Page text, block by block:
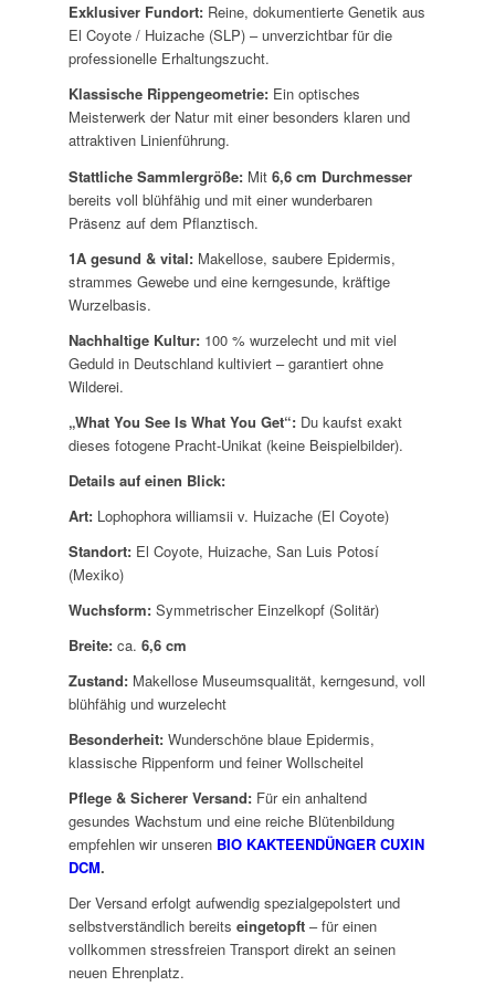
Exklusiver Fundort: Reine, dokumentierte Genetik aus
El Coyote / Huizache (SLP) – unverzichtbar für die
professionelle Erhaltungszucht.
Klassische Rippengeometrie: Ein optisches
Meisterwerk der Natur mit einer besonders klaren und
attraktiven Linienführung.
Stattliche Sammlergröße: Mit6,6 cm Durchmesser
bereits voll blühfähig und mit einer wunderbaren
Präsenz auf dem Pflanztisch.
1A gesund & vital: Makellose, saubere Epidermis,
strammes Gewebe und eine kerngesunde, kräftige
Wurzelbasis.
Nachhaltige Kultur: 100 % wurzelecht und mit viel
Geduld in Deutschland kultiviert – garantiert ohne
Wilderei.
„What You See Is What You Get“: Du kaufst exakt
dieses fotogene Pracht-Unikat (keine Beispielbilder).
Details auf einen Blick:
Art: Lophophora williamsii v. Huizache (El Coyote)
Standort: El Coyote, Huizache, San Luis Potosí
(Mexiko)
Wuchsform: Symmetrischer Einzelkopf (Solitär)
Breite: ca.6,6 cm
Zustand: Makellose Museumsqualität, kerngesund, voll
blühfähig und wurzelecht
Besonderheit: Wunderschöne blaue Epidermis,
klassische Rippenform und feiner Wollscheitel
Pflege & Sicherer Versand: Für ein anhaltend
gesundes Wachstum und eine reiche Blütenbildung
empfehlen wir unseren BIO KAKTEENDÜNGER CUXIN
DCM.
Der Versand erfolgt aufwendig spezialgepolstert und
selbstverständlich bereitseingetopft – für einen
vollkommen stressfreien Transport direkt an seinen
neuen Ehrenplatz.